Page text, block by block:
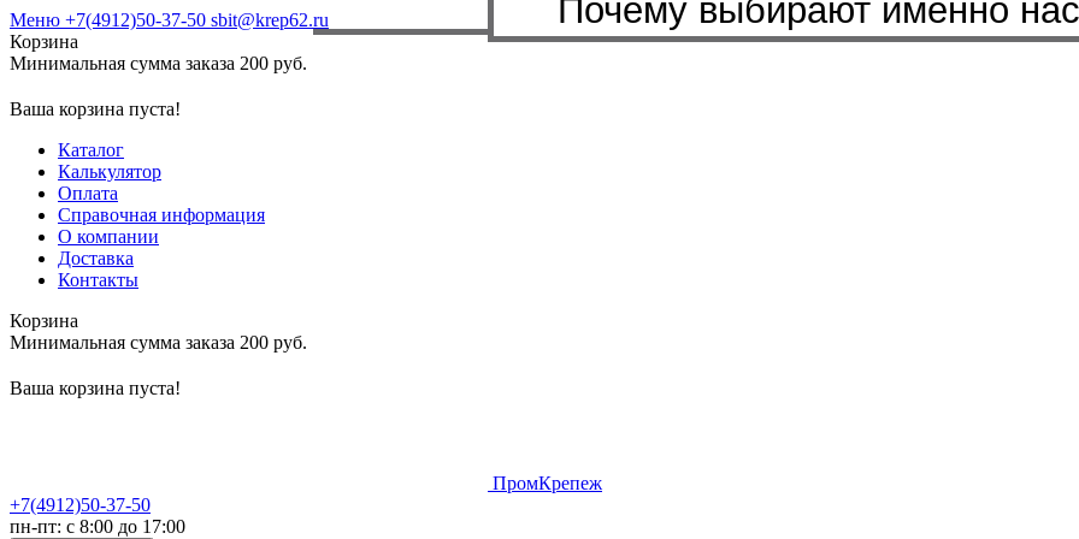
Меню +7(4912)50-37-50 sbit@krep62.ru
Корзина
Минимальная сумма заказа 200 руб.
Ваша корзина пуста!
Каталог
Калькулятор
Оплата
Справочная информация
О компании
Доставка
Контакты
Корзина
Минимальная сумма заказа 200 руб.
Ваша корзина пуста!
ПромКрепеж
+7(4912)50-37-50
пн-пт: с 8:00 до 17:00
Почему выбирают именно